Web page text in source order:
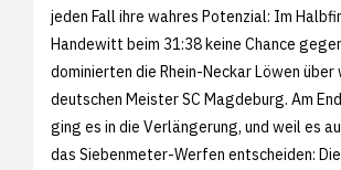
jeden Fall ihre wahres Potenzial: Im
Handewitt beim 31:38 keine Chance
dominierten die Rhein-Neckar Löwen
deutschen Meister SC Magdeburg. Am
ging es in die Verlängerung, und weil es
das Siebenmeter-Werfen entscheiden: